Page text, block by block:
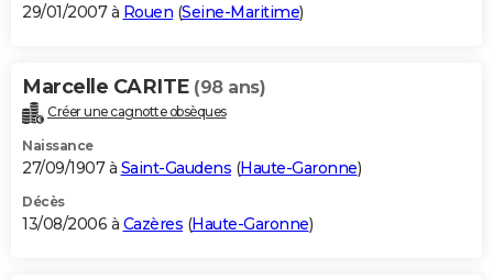
29/01/2007 à Rouen (Seine-Maritime)
Marcelle CARITE (98 ans)
Créer une cagnotte obsèques
Naissance
27/09/1907 à Saint-Gaudens (Haute-Garonne)
Décès
13/08/2006 à Cazères (Haute-Garonne)